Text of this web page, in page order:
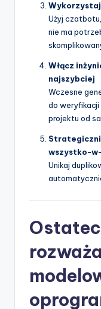
Użyj
nie ma
Włącz
najszybciej
Wczesne
do
projektu od
wszystko-
Unikaj